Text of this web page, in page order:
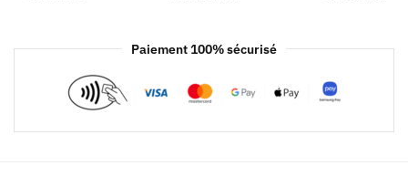
Paiement 100% sécurisé